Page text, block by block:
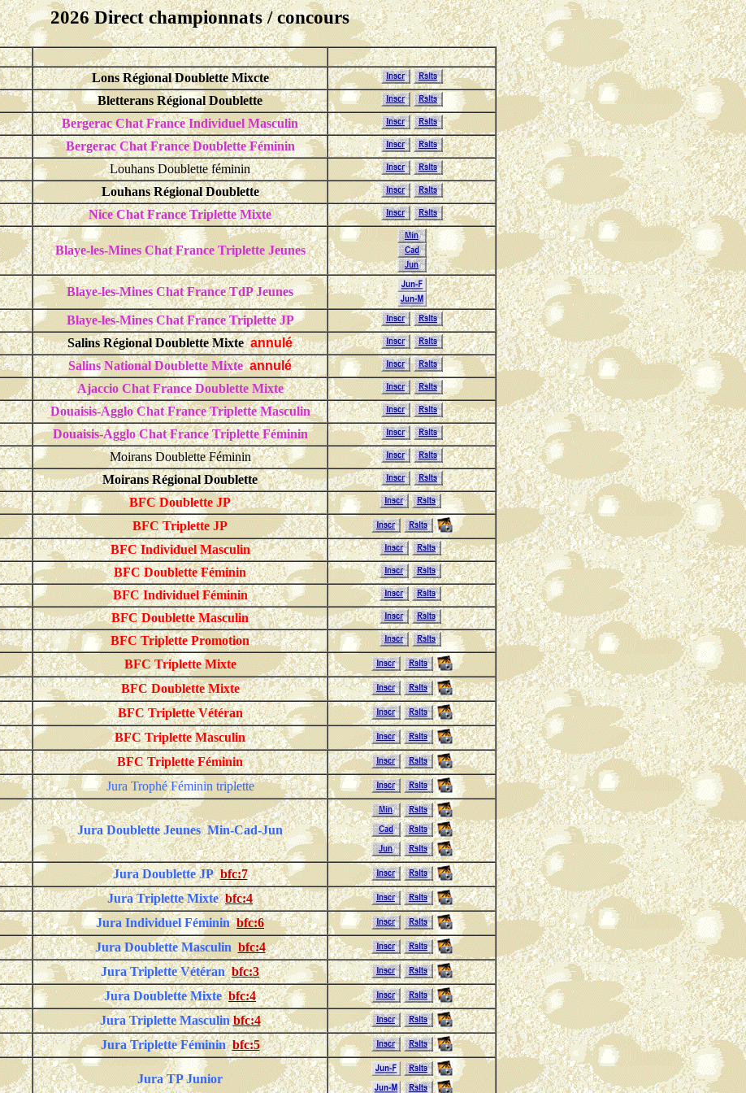
2026 Direct championnats / concours
Lons Régional Doublette Mixcte
Bletterans Régional Doublette
BergeracChatFrance Individuel Masculin
BergeracChatFranceDoublette Féminin
Louhans Doublette féminin
Louhans Régional Doublette
NiceChatFranceTriplette Mixte
Blaye-les-Mines ChatFrance Triplette Jeunes
Blaye-les-MinesChatFrance TdP Jeunes
Blaye-les-MinesChatFranceTriplette JP
Salins Régional Doublette Mixteannulé
Salins National Doublette Mixteannulé
Ajaccio Chat FranceDoublette Mixte
Douaisis-AggloChatFranceTriplette Masculin
Douaisis-AggloChatFranceTriplette Féminin
Moirans Doublette Féminin
Moirans Régional Doublette
BFC Doublette JP
BFC Triplette JP
BFC Individuel Masculin
BFC Doublette Féminin
BFC Individuel Féminin
BFC Doublette Masculin
BFC Triplette Promotion
BFC Triplette Mixte
BFC Doublette Mixte
BFC Triplette Vétéran
BFC Triplette Masculin
BFC Triplette Féminin
Jura Trophé Féminin triplette
Jura Doublette Jeunes Min-Cad-Jun
Jura Doublette JPbfc:7
Jura Triplette Mixte bfc:4
Jura IndividuelFéminin bfc:6
Jura Doublette Masculin bfc:4
Jura Triplette Vétéran bfc:3
Jura Doublette Mixte bfc:4
Jura Triplette Masculin bfc:4
Jura Triplette Féminin bfc:5
Jura TP Junior